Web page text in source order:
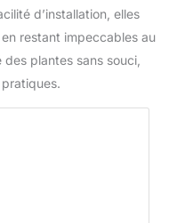
d’installation, elles
restant impeccables au
plantes sans souci,